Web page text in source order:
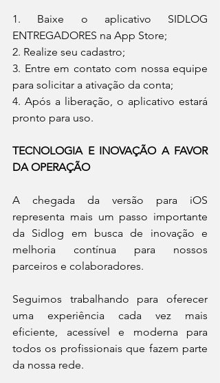
1. Baixe o aplicativo SIDLOG
ENTREGADORES na App Store;
2. Realize seu cadastro;
3. Entre em contato com nossa equipe
para solicitar a ativação da conta;
4. Após a liberação, o aplicativo estará
pronto para uso.
TECNOLOGIA E INOVAÇÃO A FAVOR
DA OPERAÇÃO
A chegada da versão para iOS
representa mais um passo importante
da Sidlog em busca de inovação e
melhoria contínua para nossos
parceiros e colaboradores.
Seguimos trabalhando para oferecer
uma experiência cada vez mais
eficiente, acessível e moderna para
todos os profissionais que fazem parte
da nossa rede.